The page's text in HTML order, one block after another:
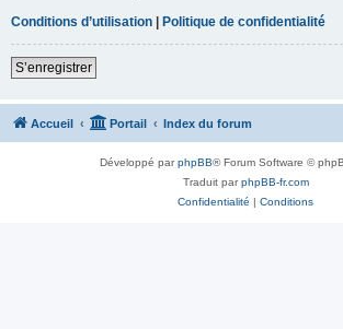
Conditions d’utilisation | Politique de confidentialité
S’enregistrer
Accueil Portail Index du forum
Développé parphpBB® Forum Software ©
Traduit parphpBB-fr.com
Confidentialité | Conditions